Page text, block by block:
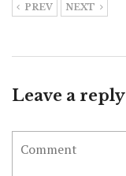
PREV NEXT
Leave a reply